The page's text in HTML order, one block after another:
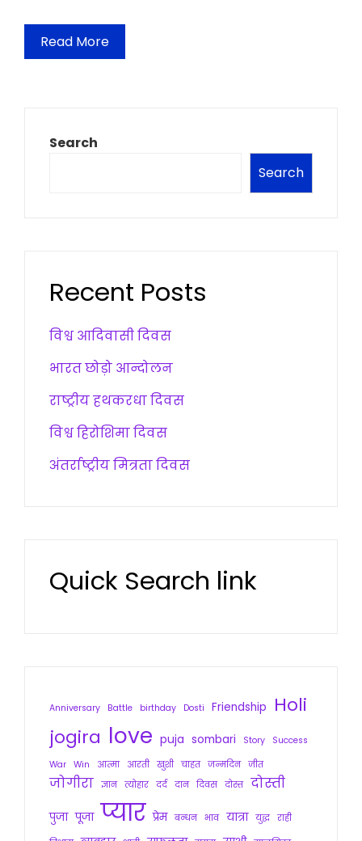
Read More
Search
Search
Recent Posts
विश्व आदिवासी दिवस
भारत छोड़ो आन्दोलन
राष्ट्रीय हथकरधा दिवस
विश्व हिरोशिमा दिवस
अंतर्राष्ट्रीय मित्रता दिवस
Quick Search link
Anniversary Battle birthday Dosti Friendship
Holi
jogira love puja sombari Story
Success
War Win आत्मा आरती खुशी चाहत जन्मदिन जीत
जोगीरा ज्ञान त्योहार दर्द दान दिवस दोस्त दोस्ती
पुजा पूजा प्यार प्रेम बन्धन भाव यात्रा युद्ध राही